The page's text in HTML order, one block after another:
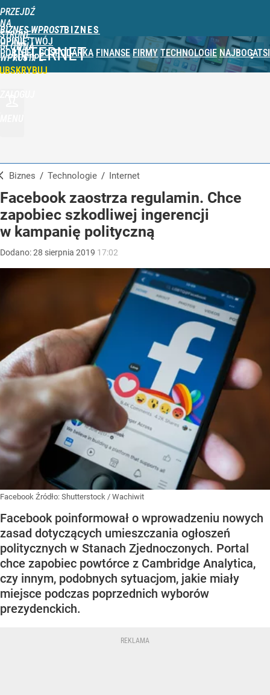
PRZEJDŹ
NA
STRONĘ
GŁÓWNĄ
WPROST.PL
BIZNES WPROST
OPINIE TWÓJ
PORTFEL GOSPODARKA FINANSE FIRMY TECHNOLOGIE NAJBOGATSI
INTERNET
Biznes / Technologie / Internet
Facebook zaostrza regulamin. Chce
zapobiec szkodliwej ingerencji
w kampanię polityczną
Dodano:28 sierpnia 2019 17:02
Facebook Źródło: Shutterstock / Wachiwit
Facebook poinformował o wprowadzeniu nowych
zasad dotyczących umieszczania ogłoszeń
politycznych w Stanach Zjednoczonych. Portal
chce zapobiec powtórce z Cambridge Analytica,
czy innym, podobnych sytuacjom, jakie miały
miejsce podczas poprzednich wyborów
prezydenckich.